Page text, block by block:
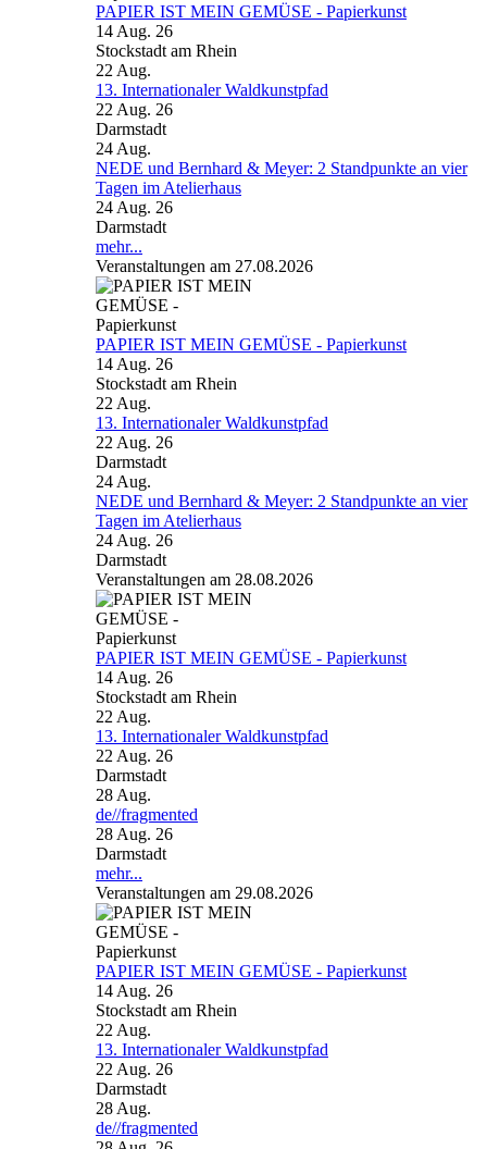
PAPIER IST MEIN GEMÜSE - Papierkunst
14 Aug. 26
Stockstadt am Rhein
22 Aug.
13. Internationaler Waldkunstpfad
22 Aug. 26
Darmstadt
24 Aug.
NEDE und Bernhard & Meyer: 2 Standpunkte an vier
Tagen im Atelierhaus
24 Aug. 26
Darmstadt
mehr...
Veranstaltungen am 27.08.2026
PAPIER IST MEIN GEMÜSE - Papierkunst
14 Aug. 26
Stockstadt am Rhein
22 Aug.
13. Internationaler Waldkunstpfad
22 Aug. 26
Darmstadt
24 Aug.
NEDE und Bernhard & Meyer: 2 Standpunkte an vier
Tagen im Atelierhaus
24 Aug. 26
Darmstadt
Veranstaltungen am 28.08.2026
PAPIER IST MEIN GEMÜSE - Papierkunst
14 Aug. 26
Stockstadt am Rhein
22 Aug.
13. Internationaler Waldkunstpfad
22 Aug. 26
Darmstadt
28 Aug.
de//fragmented
28 Aug. 26
Darmstadt
mehr...
Veranstaltungen am 29.08.2026
PAPIER IST MEIN GEMÜSE - Papierkunst
14 Aug. 26
Stockstadt am Rhein
22 Aug.
13. Internationaler Waldkunstpfad
22 Aug. 26
Darmstadt
28 Aug.
de//fragmented